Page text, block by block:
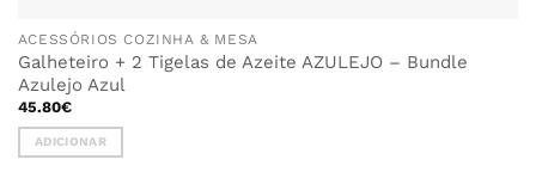
ACESSÓRIOS COZINHA & MESA
Galheteiro + 2 Tigelas de Azeite AZULEJO – Bundle
Azulejo Azul
45.80€
ADICIONAR